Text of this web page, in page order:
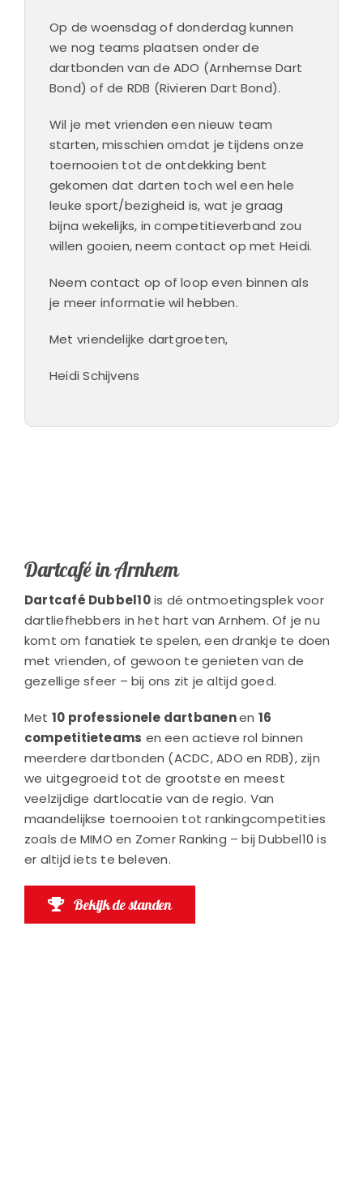
Op de woensdag of donderdag kunnen
we nog teams plaatsen onder de
dartbonden van de ADO (Arnhemse Dart
Bond) of de RDB (Rivieren Dart Bond).
Wil je met vrienden een nieuw team
starten, misschien omdat je tijdens onze
toernooien tot de ontdekking bent
gekomen dat darten toch wel een hele
leuke sport/bezigheid is, wat je graag
bijna wekelijks, in competitieverband zou
willen gooien, neem contact op met Heidi.
Neem contact op of loop even binnen als
je meer informatie wil hebben.
Met vriendelijke dartgroeten,
Heidi Schijvens
Dartcafé in Arnhem
Dartcafé Dubbel10is dé ontmoetingsplek voor
dartliefhebbers in het hart van Arnhem. Of je nu
komt om fanatiek te spelen, een drankje te doen
met vrienden, of gewoon te genieten van de
gezellige sfeer – bij ons zit je altijd goed.
Met 10 professionele dartbanenen 16
competitieteams en een actieve rol binnen
meerdere dartbonden (ACDC, ADO en RDB), zijn
we uitgegroeid tot de grootste en meest
veelzijdige dartlocatie van de regio. Van
maandelijkse toernooien tot rankingcompetities
zoals de MIMO en Zomer Ranking – bij Dubbel10 is
er altijd iets te beleven.
Bekijk de standen